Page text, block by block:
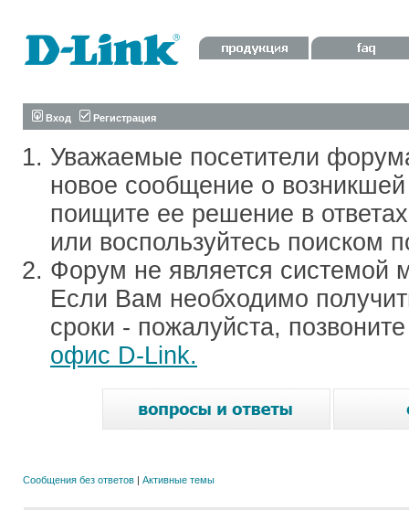
Вход Регистрация
Уважаемые посетители
новое сообщение о
поищите ее решение в
или воспользуйтесь поиском
Форум не является системой
Если Вам необходимо
сроки - пожалуйста,
офис D-Link.
Сообщения без ответов | Активные темы